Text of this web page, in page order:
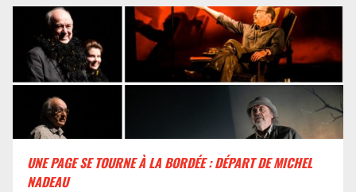
UNE PAGE SE TOURNE À LA BORDÉE : DÉPART DE MICHEL
NADEAU